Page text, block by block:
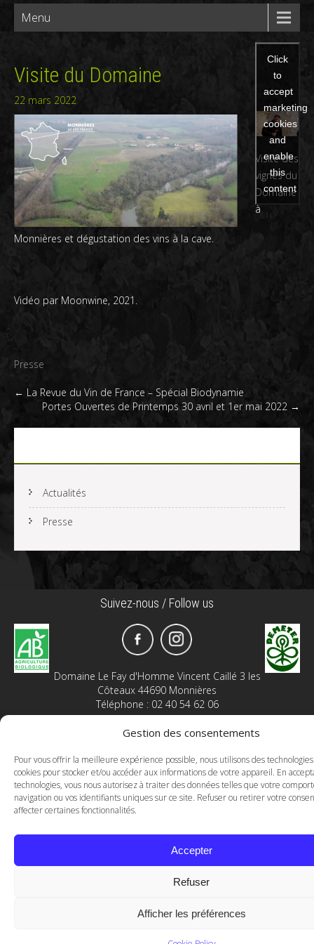
Gestion des consentements
Pour vous offrir la meilleure expérience possible, nous utilisons des
cookies pour stocker et/ou accéder aux informations de votre appareil. En
technologies, vous nous autorisez à traiter des données telles que votre
navigation ou vos identifiants uniques sur ce site. Refuser ou retirer votre
affecter certaines fonctionnalités.
Accepter
Refuser
Afficher les préférences
Menu
Visite du Domaine
22 mars 2022
Click
to
accept
marketing
cookies
and
enable
this
content
Visite des
vignes du
Domaine
à
Monnières et dégustation des vins à la cave.
Vidéo par Moonwine, 2021.
Presse
Post
navigation
← La Revue du Vin de France – Spécial Biodynamie
Portes Ouvertes de Printemps 30 avril et 1er mai 2022 →
Actualités
Presse
Suivez-nous / Follow us
Domaine Le Fay d'Homme Vincent Caillé 3 les
Côteaux 44690 Monnières
Téléphone : 02 40 54 62 06
Politique de Confidentialité-Mentions légales
Domaine Le Fay d'Homme - Vincent Caillé